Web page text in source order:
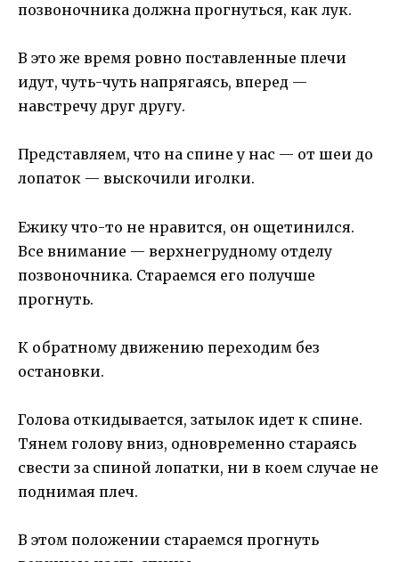
позвоночника должна прогнуться, как лук.
В это же время ровно поставленные плечи
идут, чуть-чуть напрягаясь, вперед —
навстречу друг другу.
Представляем, что на спине у нас — от шеи до
лопаток — выскочили иголки.
Ежику что-то не нравится, он ощетинился.
Все внимание — верхнегрудному отделу
позвоночника. Стараемся его получше
прогнуть.
К обратному движению переходим без
остановки.
Голова откидывается, затылок идет к спине.
Тянем голову вниз, одновременно стараясь
свести за спиной лопатки, ни в коем случае не
поднимая плеч.
В этом положении стараемся прогнуть